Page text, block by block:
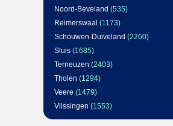
Noord-Beveland (535)
Reimerswaal (1173)
Schouwen-Duiveland (2260)
Sluis (1685)
Terneuzen (2403)
Tholen (1294)
Veere (1479)
Vlissingen (1553)